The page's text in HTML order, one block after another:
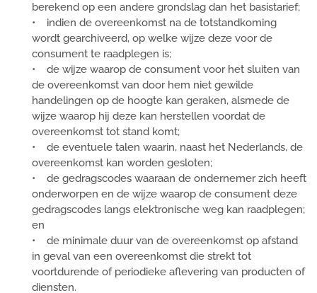
berekend op een andere grondslag dan het basistarief;
• indien de overeenkomst na de totstandkoming
wordt gearchiveerd, op welke wijze deze voor de
consument te raadplegen is;
• de wijze waarop de consument voor het sluiten van
de overeenkomst van door hem niet gewilde
handelingen op de hoogte kan geraken, alsmede de
wijze waarop hij deze kan herstellen voordat de
overeenkomst tot stand komt;
• de eventuele talen waarin, naast het Nederlands, de
overeenkomst kan worden gesloten;
• de gedragscodes waaraan de ondernemer zich heeft
onderworpen en de wijze waarop de consument deze
gedragscodes langs elektronische weg kan raadplegen;
en
• de minimale duur van de overeenkomst op afstand
in geval van een overeenkomst die strekt tot
voortdurende of periodieke aflevering van producten of
diensten.